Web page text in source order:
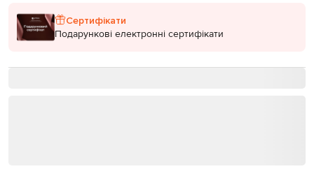
Сертифікати
Подарункові електронні сертифікати